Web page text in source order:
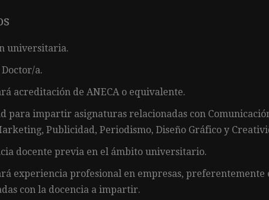
universitaria.
a.
acreditación de ANECA o equivalente.
para impartir asignaturas relacionadas con
Publicidad, Periodismo, Diseño Gráfico y
docente previa en el ámbito universitario.
experiencia profesional en empresas, preferentemente
con la docencia a impartir.